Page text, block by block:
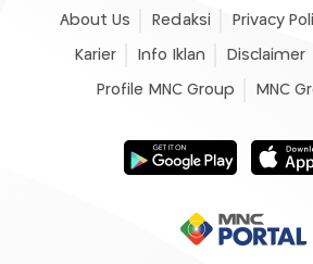
About Us Redaksi Privacy
Karier Info Iklan Disclaimer
Profile MNC Group MNC